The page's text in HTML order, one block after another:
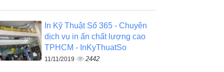
In Kỹ Thuật Số 365 - Chuyên
dịch vụ in ấn chất lượng cao
TPHCM - InKyThuatSo
11/11/2019 2442